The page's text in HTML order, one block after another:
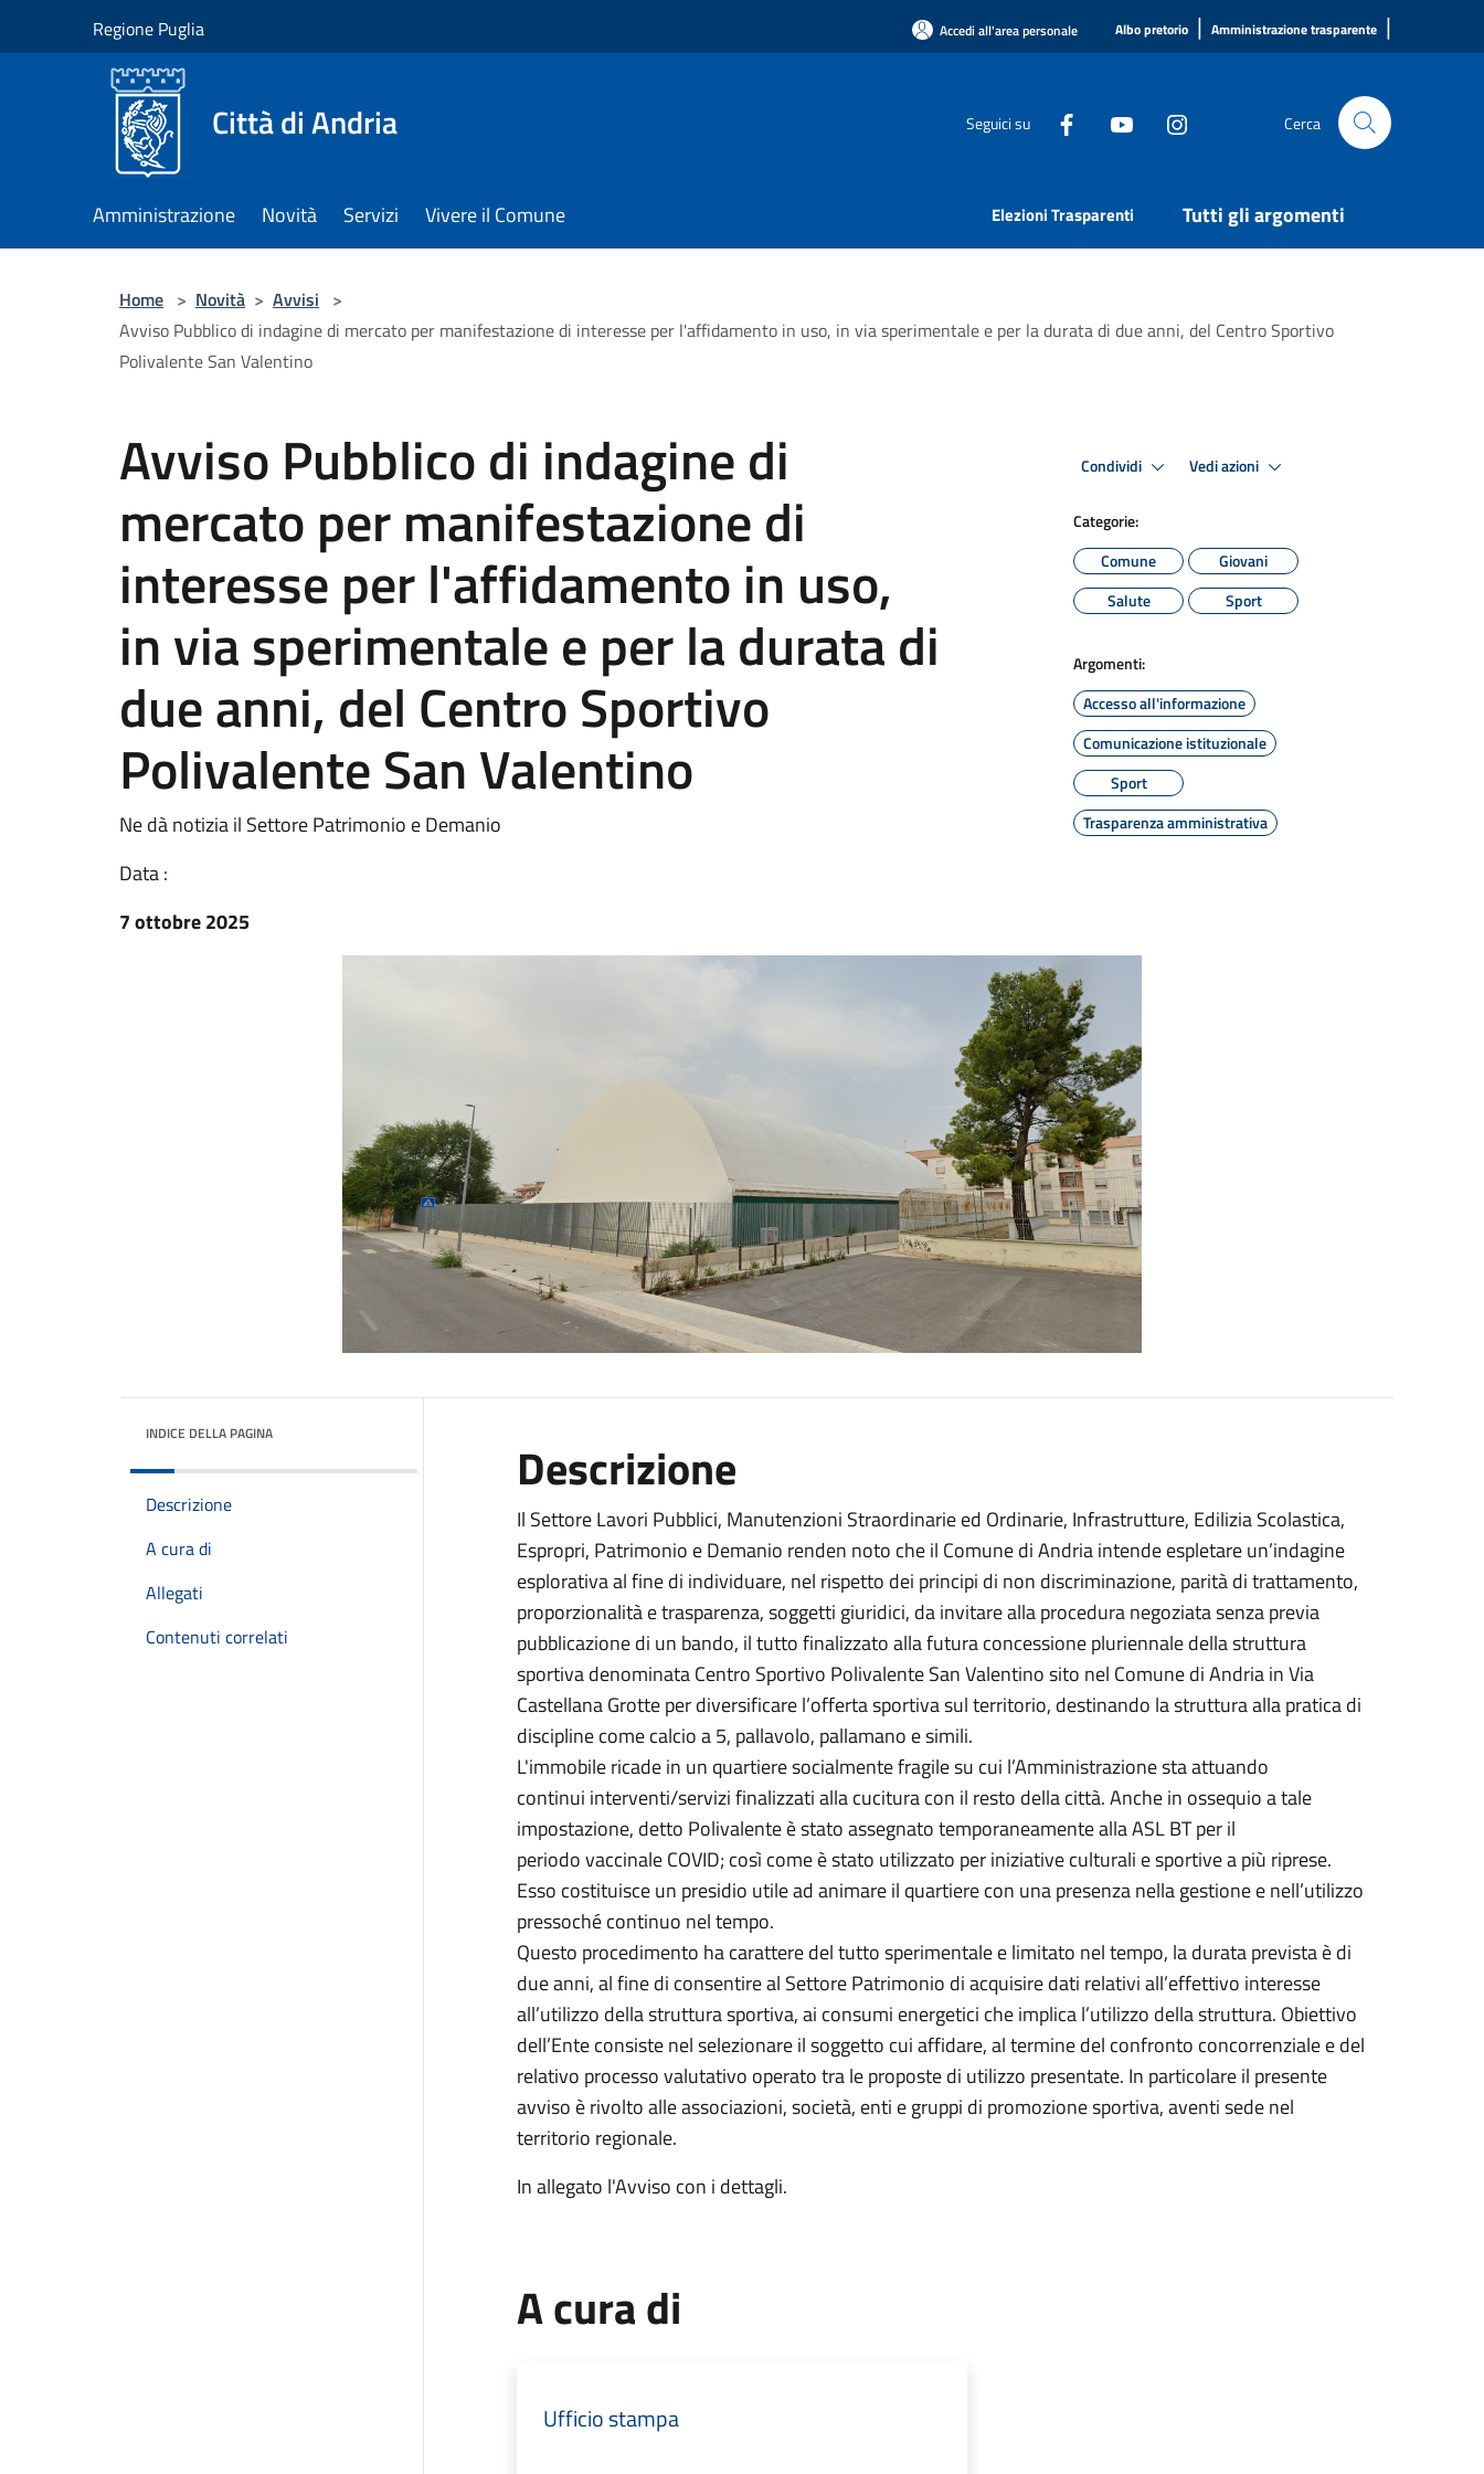
Regione Puglia Accedi all'area personale Albo pretorio | Amministrazione trasparente |
Città di Andria Seguici su Cerca
Amministrazione Novità Servizi Vivere il Comune Elezioni Trasparenti Tutti gli argomenti
Home > Novità > Avvisi >
Avviso Pubblico di indagine di mercato per manifestazione di interesse per l'affidamento in uso, in via sperimentale e per la durata di due anni, del Centro Sportivo
Polivalente San Valentino
Avviso Pubblico di indagine di
mercato per manifestazione di
interesse per l'affidamento in uso,
in via sperimentale e per la durata di
due anni, del Centro Sportivo
Polivalente San Valentino
Ne dà notizia il Settore Patrimonio e Demanio
Data :
7 ottobre 2025
Condividi Vedi azioni
Categorie:
Comune
Giovani
Salute
Sport
Argomenti:
Accesso all'informazione
Comunicazione istituzionale
Sport
Trasparenza amministrativa
INDICE DELLA PAGINA
Descrizione
A cura di
Allegati
Contenuti correlati
Descrizione
Il Settore Lavori Pubblici, Manutenzioni Straordinarie ed Ordinarie, Infrastrutture, Edilizia Scolastica,
Espropri, Patrimonio e Demanio renden noto che il Comune di Andria intende espletare un’indagine
esplorativa al fine di individuare, nel rispetto dei principi di non discriminazione, parità di trattamento,
proporzionalità e trasparenza, soggetti giuridici, da invitare alla procedura negoziata senza previa
pubblicazione di un bando, il tutto finalizzato alla futura concessione pluriennale della struttura
sportiva denominata Centro Sportivo Polivalente San Valentino sito nel Comune di Andria in Via
Castellana Grotte per diversificare l’offerta sportiva sul territorio, destinando la struttura alla pratica di
discipline come calcio a 5, pallavolo, pallamano e simili.
L'immobile ricade in un quartiere socialmente fragile su cui l’Amministrazione sta attuando
continui interventi/servizi finalizzati alla cucitura con il resto della città. Anche in ossequio a tale
impostazione, detto Polivalente è stato assegnato temporaneamente alla ASL BT per il
periodo vaccinale COVID; così come è stato utilizzato per iniziative culturali e sportive a più riprese.
Esso costituisce un presidio utile ad animare il quartiere con una presenza nella gestione e nell’utilizzo
pressoché continuo nel tempo.
Questo procedimento ha carattere del tutto sperimentale e limitato nel tempo, la durata prevista è di
due anni, al fine di consentire al Settore Patrimonio di acquisire dati relativi all’effettivo interesse
all’utilizzo della struttura sportiva, ai consumi energetici che implica l’utilizzo della struttura. Obiettivo
dell’Ente consiste nel selezionare il soggetto cui affidare, al termine del confronto concorrenziale e del
relativo processo valutativo operato tra le proposte di utilizzo presentate. In particolare il presente
avviso è rivolto alle associazioni, società, enti e gruppi di promozione sportiva, aventi sede nel
territorio regionale.
In allegato l'Avviso con i dettagli.
A cura di
Ufficio stampa